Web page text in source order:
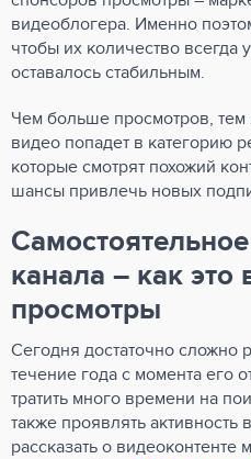
видеоблогера. Именно
чтобы их количество всегда
оставалось стабильным.
Чем больше просмотров, тем
видео попадет в категорию
которые смотрят похожий
шансы привлечь новых
канала – как это
просмотры
Сегодня достаточно сложно
течение года с момента его
тратить много времени на
также проявлять активность
рассказать о видеоконтенте